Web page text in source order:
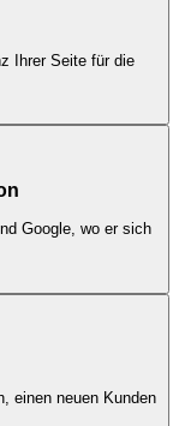
Ihrer Seite für die
Google, wo er sich
einen neuen Kunden